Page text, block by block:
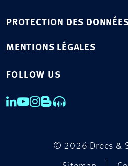
PROTECTION DES
MENTIONS LÉGALES
FOLLOW US
© 2026 Drees &